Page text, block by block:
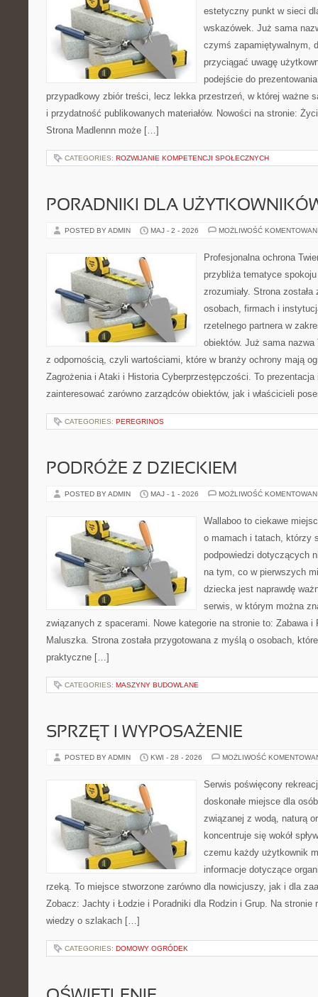
estetyczny punkt w sieci
wskazówek. Już sama
czymś zapamiętywalnym,
przyciągać uwagę
podejście do
przypadkowy zbiór treści, lecz lekka przestrzeń, w której ważne
i przydatność publikowanych materiałów. Nowości na stronie:
Strona Madlennn może […]
CATEGORIES: ROZWIJANIE KOMPETENCJI SPOŁECZNYCH
PORADNIKI DLA
POSTED BY ADMIN MAJ - 2 - 2026 MOŻLIWOŚĆ
Profesjonalna ochrona
przybliża tematyce
zrozumiały. Strona
osobach, firmach i
rzetelnego partnera w
obiektów. Już sama nazwa
z odpornością, czyli wartościami, które w branży ochrony mają
Zagrożenia i Ataki i Historia Cyberprzestępczości. To
zainteresować zarówno zarządców obiektów, jak i właścicieli
CATEGORIES: PEREGRINOS
PODRÓŻE Z DZIECKIEM
POSTED BY ADMIN MAJ - 1 - 2026 MOŻLIWOŚĆ
Wallaboo to ciekawe
o mamach i tatach, którzy
podpowiedzi dotyczących
na tym, co w pierwszych
dziecka jest naprawdę
serwis, w którym można
związanych z spacerami. Nowe kategorie na stronie to: Zabawa i
Maluszka. Strona została przygotowana z myślą o osobach,
praktyczne […]
CATEGORIES: MASZYNY BUDOWLANE
SPRZĘT I WYPOSAŻENIE
POSTED BY ADMIN KWI - 28 - 2026 MOŻLIWOŚĆ
Serwis poświęcony
doskonałe miejsce dla
związanej z wodą, naturą
koncentruje się wokół
czemu każdy użytkownik
informacje dotyczące
rzeką. To miejsce stworzone zarówno dla nowicjuszy, jak i dla
Zobacz: Jachty i Łodzie i Poradniki dla Rodzin i Grup. Na stronie
wiedzy o szlakach […]
CATEGORIES: DOMOWY OGRÓDEK